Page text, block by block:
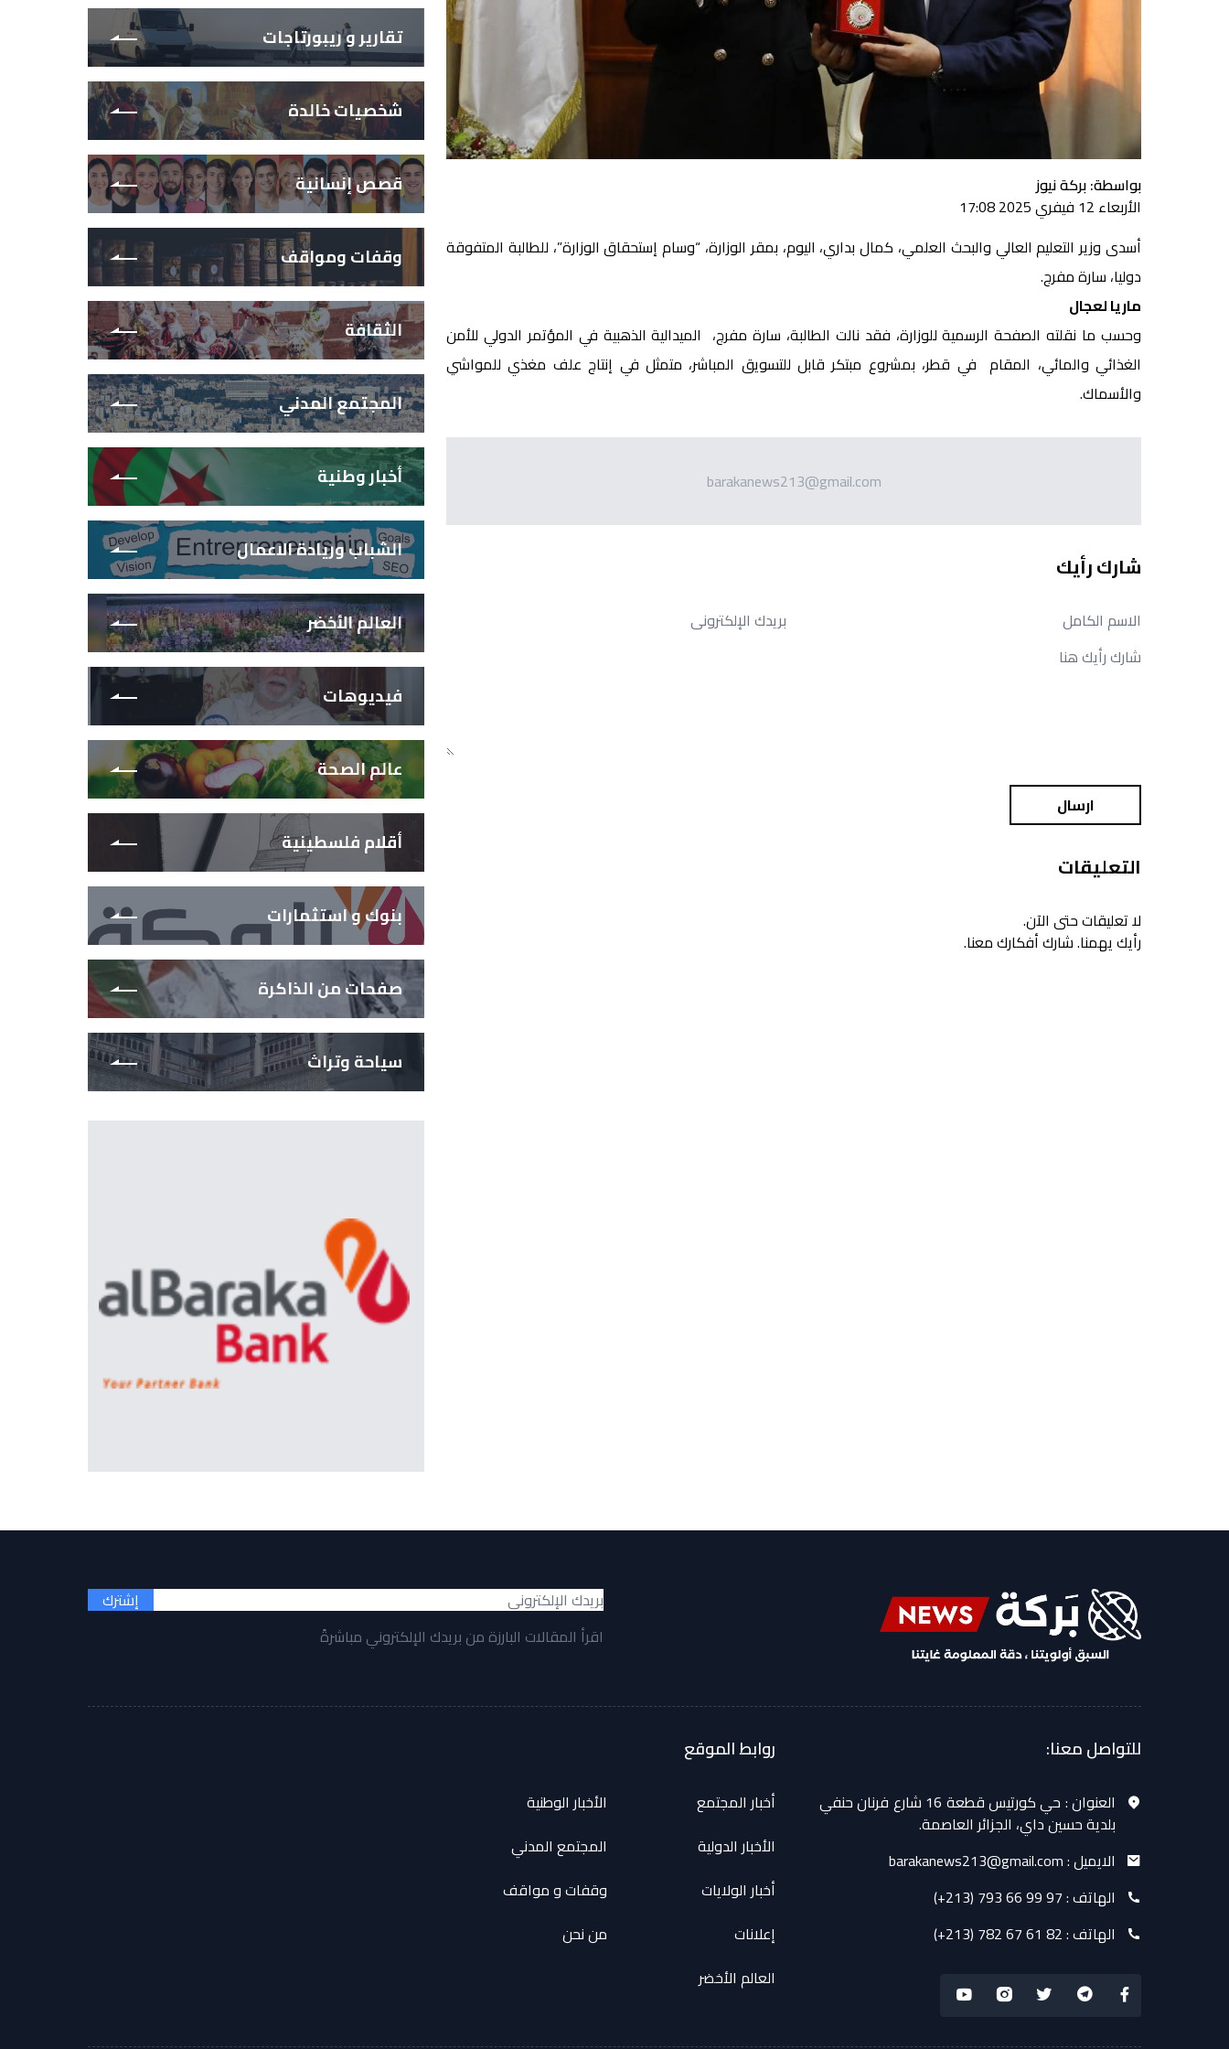
بواسطة: بركة نيوز
الأربعاء 12 فيفري 2025 17:08
أسدى وزير التعليم العالي والبحث العلمي، كمال بداري، اليوم، بمقر الوزارة، “وسام إستحقاق الوزارة”، للطالبة المتفوقة
دوليا، سارة مفرج.
ماريا لعجال
وحسب ما نقلته الصفحة الرسمية للوزارة، فقد نالت الطالبة، سارة مفرج، الميدالية الذهبية في المؤتمر الدولي للأمن
الغذائي والمائي، المقام في قطر، بمشروع مبتكر قابل للتسويق المباشر، متمثل في إنتاج علف مغذي للمواشي
والأسماك.
barakanews213@gmail.com
شارك رأيك
ارسال
التعليقات
لا تعليقات حتى الآن.
رأيك يهمنا. شارك أفكارك معنا.
تقارير و ريبورتاجات
شخصيات خالدة
قصص إنسانية
وقفات ومواقف
الثقافة
المجتمع المدني
أخبار وطنية
الشباب وريادة الاعمال
العالم الأخضر
فيديوهات
عالم الصحة
أقلام فلسطينية
بنوك و استثمارات
صفحات من الذاكرة
سياحة وتراث
إشترك
اقرأ المقالات البارزة من بريدك الإلكتروني مباشرةً
للتواصل معنا:
العنوان :
حي كورتيس قطعة 16 شارع فرنان حنفي
بلدية حسين داي، الجزائر العاصمة.
الايميل :barakanews213@gmail.com
الهاتف :(+213) 793 66 99 97
الهاتف :(+213) 782 67 61 82
روابط الموقع
أخبار المجتمع
الأخبار الوطنية
الأخبار الدولية
المجتمع المدني
أخبار الولايات
وقفات و مواقف
إعلانات
من نحن
العالم الأخضر